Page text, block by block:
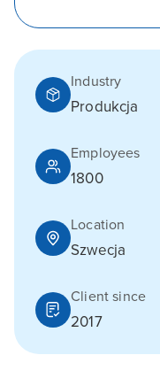
Industry
Produkcja
Employees
1800
Location
Szwecja
Client since
2017